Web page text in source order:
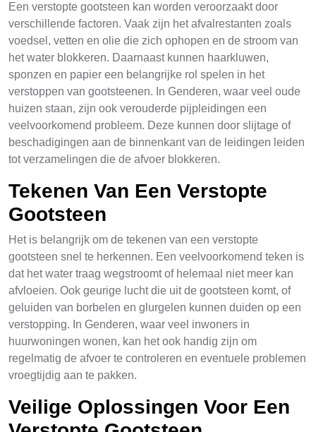
Een verstopte gootsteen kan worden veroorzaakt door
verschillende factoren. Vaak zijn het afvalrestanten zoals
voedsel, vetten en olie die zich ophopen en de stroom van
het water blokkeren. Daarnaast kunnen haarkluwen,
sponzen en papier een belangrijke rol spelen in het
verstoppen van gootsteenen. In Genderen, waar veel oude
huizen staan, zijn ook verouderde pijpleidingen een
veelvoorkomend probleem. Deze kunnen door slijtage of
beschadigingen aan de binnenkant van de leidingen leiden
tot verzamelingen die de afvoer blokkeren.
Tekenen Van Een Verstopte
Gootsteen
Het is belangrijk om de tekenen van een verstopte
gootsteen snel te herkennen. Een veelvoorkomend teken is
dat het water traag wegstroomt of helemaal niet meer kan
afvloeien. Ook geurige lucht die uit de gootsteen komt, of
geluiden van borbelen en glurgelen kunnen duiden op een
verstopping. In Genderen, waar veel inwoners in
huurwoningen wonen, kan het ook handig zijn om
regelmatig de afvoer te controleren en eventuele problemen
vroegtijdig aan te pakken.
Veilige Oplossingen Voor Een